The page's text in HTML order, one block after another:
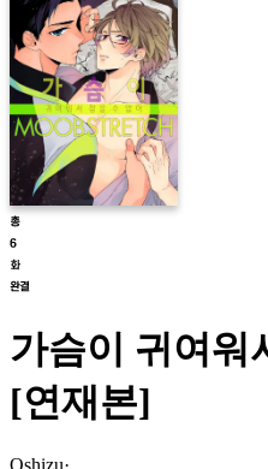
가슴이 귀여워
[연재본]